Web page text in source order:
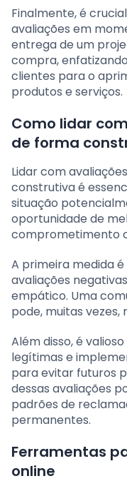
Finalmente, é
avaliações em
entrega de um
compra,
clientes para o
produtos e serviços.
Como lidar
de forma
Lidar com
construtiva é
situação
oportunidade de
comprometimento
A primeira medida
avaliações
empático. Uma
pode, muitas
Além disso, é
legítimas e
para evitar futuros
dessas avaliações
padrões de
permanentes.
Ferramentas
online